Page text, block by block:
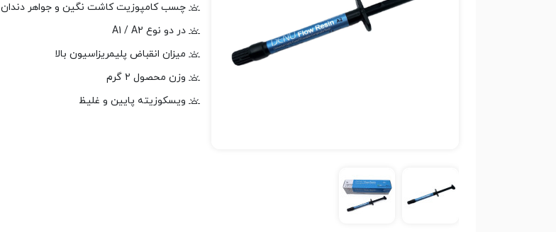
چسب کامپوزیت کاشت نگین و جواهر دندان
در دو نوع A1 / A2
میزان انقباض پلیمریزاسیون بالا
وزن محصول ۲ گرم
ویسکوزیته پایین و غلیظ